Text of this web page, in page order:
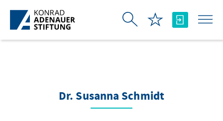
Saut au contenu principal
Dr. Susanna Schmidt